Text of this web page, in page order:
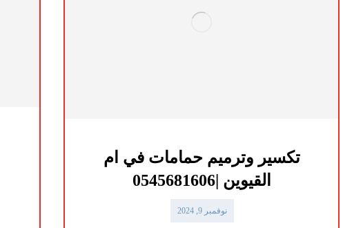
تكسير وترميم حمامات في ام
القيوين |0545681606
نوفمبر 9, 2024